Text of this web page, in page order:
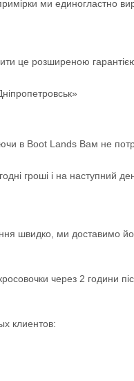
ми единогластно
це розширеною
в Boot Lands Вам не
гроші і на наступний
швидко, ми доставимо
через 2 години
клиентов: